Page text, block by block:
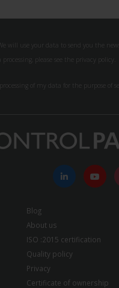
will use your data to send you the
please see the privacy policy.
of my data for the purpose of
Blog
About us
ISO :2015 certification
Quality policy
Privacy
Certificate of ownership